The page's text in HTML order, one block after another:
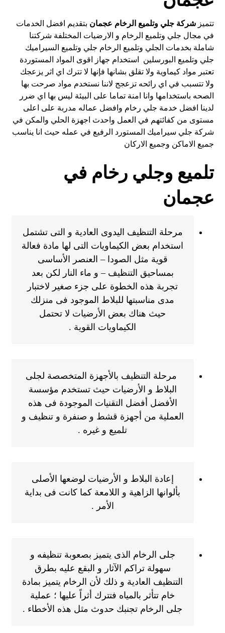
تتميز شركة جلي وتلميع الرخام عجمان بتقديم افضل الخدمات
في مجال جلي وتلميع الرخام و الارضيات المختلفة شركتنا
شاملة بخدمات الجلي وتلميع الرخام جلي وتلميع السيراميك
جلي وتلميع البورسلين استخدام جهاز اقوى المواد المستوردة
تعتبر مواد كيماوية ولا تقلق بشانها فإنها لا تترك اي اثر يزعجك
ولا تتسبب في اي رائحه تزعجج لاننا نستخدم مواد صرحت بها
الصحه باستخدامها وانا امنة تماما على البيئة ليس بها اي ضرر
لدينا افضل خدمة جلي رخام وافضل عماله مدربة على اعلى
مستوى من كفائتهم في العمل واحدث اجهزة الحلي والمكن في
شركة جلي سيراميك المستورد الرفيع في عمله حيث انا يناسب
جميع الاماكن وجميع الاركان
تلميع وجلي رخام في
عجمان
مرحلة التنظيف اليدوى العادية و التى تشتمل
استخدام بعض الكيماويات التى لها مادة فعالة
قوية مثل الصودا – العنصر الأساسى
بمساحيق التنظيف – و ماء النار لكن بعد
تجربة هذه الخطوة على جزء صغير لاختبار
مدى مناسبتها للبلاط الموجود فى منزلك
حيث هناك بعض الأرضيات لا تحتمل
الكيماويات القوية .
مرحلة التنظيف بالأجهزة المتخصصة لجلى
البلاط و الأرضيات حيث تستخدم مؤسسة
الأفضل أفضل التقنيات الموجودة فى هذه
العملية من أجهزة قشط و صنفرة و تنظيف و
تلميع و غيره .
إعادة البلاط و الأرضيات لوضعها الأصلى
بألوانها الزاهية و اللامعة كما كانت فى بداية
الأمر .
جلى الرخام الذى يتميز بصعوبة تنظيفه و
سهولة تراكم الآثار و البقع عليه بطرق
التنظيف العادية و ذلك لأن الرخام يتميز بمادة
خام تتأثر بالمياه فتترك أثراً عليها ؛ عملية
جلى الرخام تجنبك حدوث مثل هذه الأخطاء .